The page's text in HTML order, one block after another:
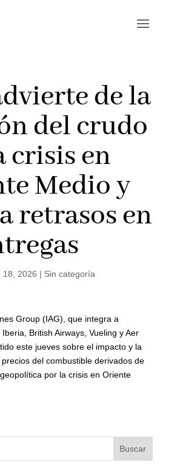
de la
del crudo
crisis en
Medio y
retrasos en
18, 2026 | Sin categoría
Group (IAG), que integra a
British Airways, Vueling y Aer
este jueves sobre el impacto y la
del combustible derivados de
por la crisis en Oriente
Buscar